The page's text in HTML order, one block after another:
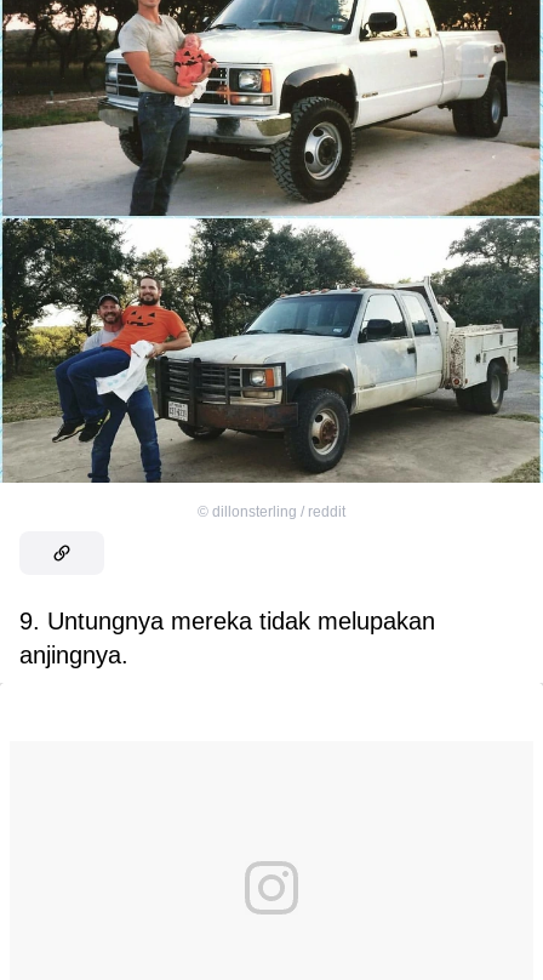
© dillonsterling / reddit
9. Untungnya mereka tidak melupakan
anjingnya.